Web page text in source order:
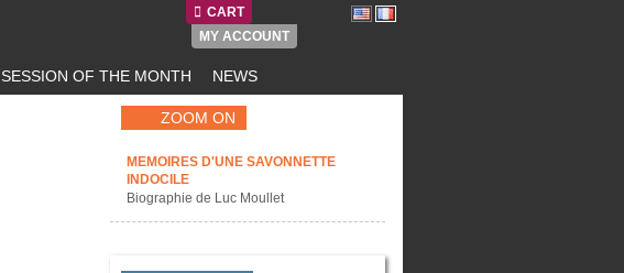
CART
MY ACCOUNT
SESSION OF THE MONTH NEWS
ZOOM ON
MEMOIRES D'UNE SAVONNETTE
INDOCILE
Biographie de Luc Moullet